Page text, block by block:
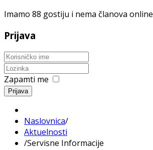
Imamo 88 gostiju i nema članova online
Prijava
Zapamti me
Prijava
Naslovnica/
Aktuelnosti
/Servisne Informacije